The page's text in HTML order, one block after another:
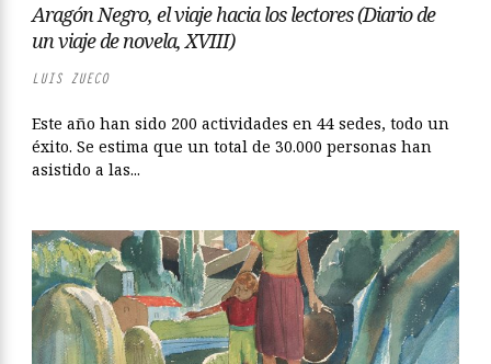
Aragón Negro, el viaje hacia los lectores (Diario de
un viaje de novela, XVIII)
LUIS ZUECO
Este año han sido 200 actividades en 44 sedes, todo un
éxito. Se estima que un total de 30.000 personas han
asistido a las...